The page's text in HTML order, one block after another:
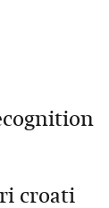
croati